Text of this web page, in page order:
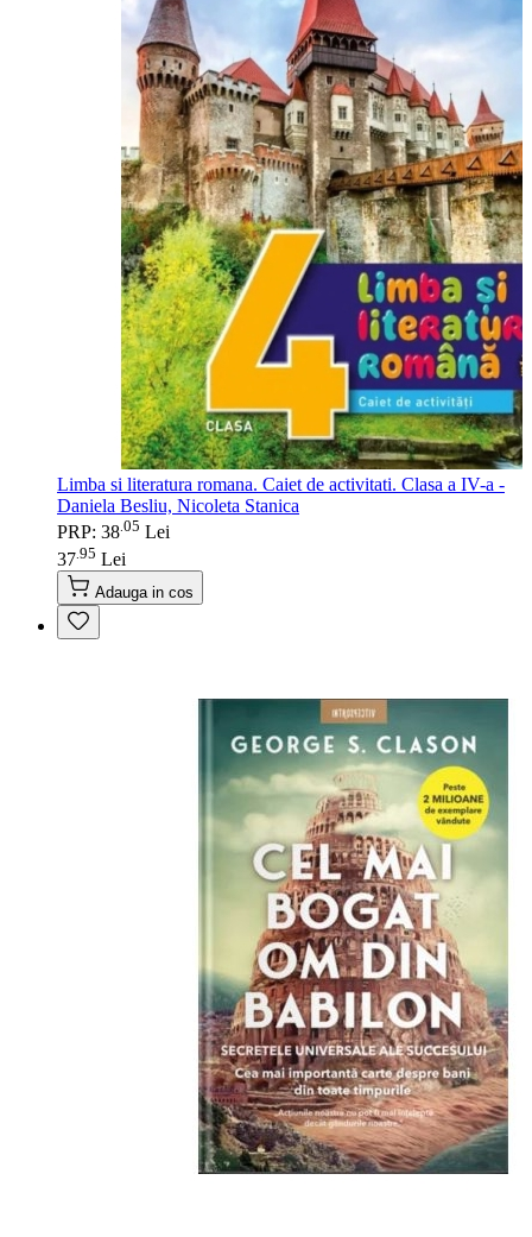
Limba si literatura romana. Caiet de activitati. Clasa a IV-a -
Daniela Besliu, Nicoleta Stanica
PRP: 38 05 Lei
37 95 Lei
Adauga in cos